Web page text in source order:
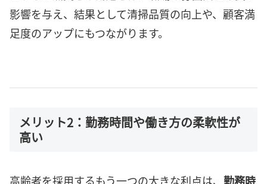
影響を与え、結果として清掃品質の向上や、顧客満
足度のアップにもつながります。
メリット2：勤務時間や働き方の柔軟性が
高い
高齢者を採用するもう一つの大きな利点は、 勤務時